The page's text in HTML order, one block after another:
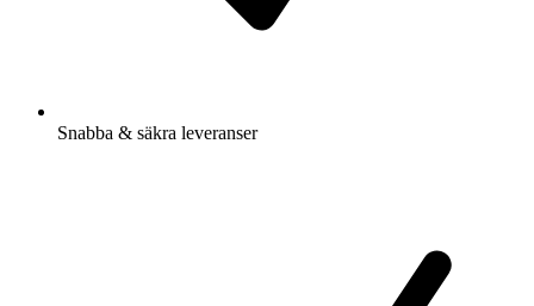
Snabba & säkra leveranser